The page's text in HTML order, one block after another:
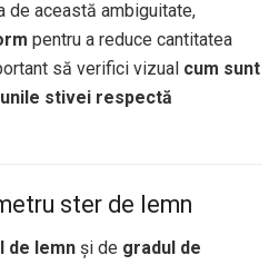
de această ambiguitate,
pentru a reduce cantitatea
să verifici vizual cum sunt
stivei respectă
ster de lemn
de lemn și de gradul de